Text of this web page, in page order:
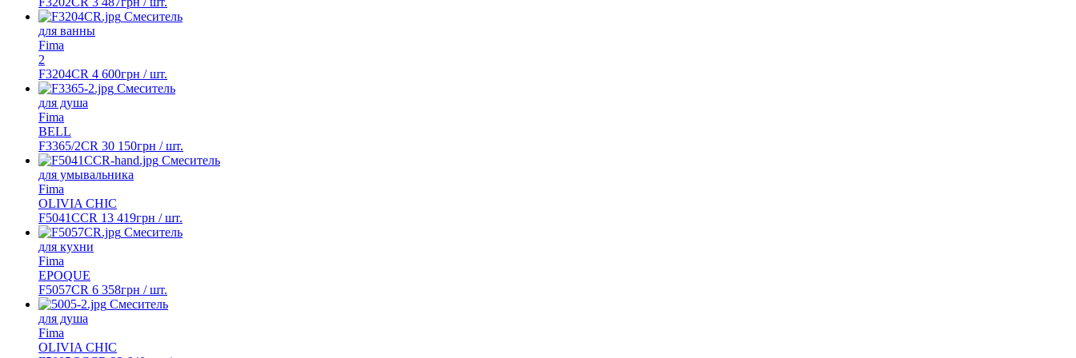
Смеситель
для ванны
Fima
2
F3204CR 4 600грн / шт.
Смеситель
для душа
Fima
BELL
F3365/2CR 30 150грн / шт.
Смеситель
для умывальника
Fima
OLIVIA CHIC
F5041CCR 13 419грн / шт.
Смеситель
для кухни
Fima
EPOQUE
F5057CR 6 358грн / шт.
Смеситель
для душа
Fima
OLIVIA CHIC